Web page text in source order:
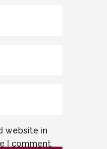
website in
I comment.